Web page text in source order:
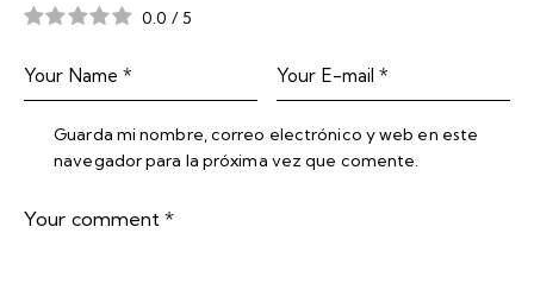
0.0 / 5
Guarda mi nombre, correo electrónico y web en este
navegador para la próxima vez que comente.